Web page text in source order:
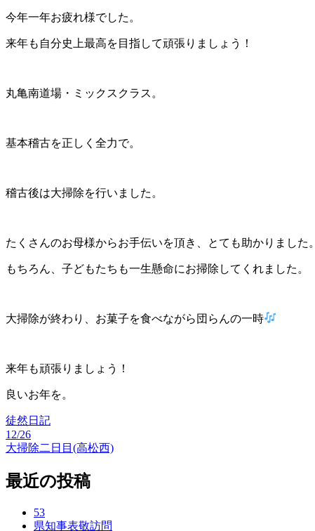
今年一年お疲れ様でした。
来年も自分史上最高を目指して頑張りましょう！
丸亀南道場・ミックスクラス。
基本稽古を正しく全力で。
稽古後は大掃除を行いました。
たくさんのお母様からお手伝いを頂き、とても助かりました。
もちろん、子どもたちも一生懸命にお掃除してくれました。
大掃除が終わり、お菓子を食べながら団らんの一時
来年も頑張りましょう！
良いお年を。
徒然日記
投
ナ
12/26
大掃除二日目(高松西)
最近の投稿
53
県知事表敬訪問